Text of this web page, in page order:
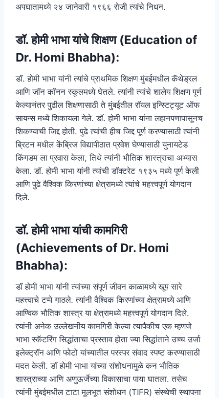
अपघातामध्ये २४ जानेवारी १९६६ रोजी त्यांचे निधन.
डॉ. होमी भाभा यांचे शिक्षण (Education of
Dr. Homi Bhabha):
डॉ. होमी भाभा यांनी त्यांचे प्राथमिक शिक्षण मुंबईमधील कॅथेड्रल
आणि जॉन कॉनन स्कूलमध्ये घेतले. त्यांनी त्यांचे शालेय शिक्षण पूर्ण
केल्यानंतर पुढील शिक्षणासाठी ते मुंबईतील रॉयल इन्स्टिट्यूट ऑफ
सायन्स मध्ये शिकायला गेले. डॉ. होमी भाभा यांना लहानपणापासूनच
शिकण्याची जिद्द होती. पुढे त्यांची हीच जिद्द पूर्ण करण्यासाठी त्यांनी
ब्रिटन मधील केंब्रिज विद्यापीठात प्रवेश घेण्यासाठी युनायटेड
किंगडम ला प्रवास केला, तिथे त्यांनी भौतिक शास्त्राचा अभ्यास
केला. डॉ. होमी भाभा यांनी त्यांची डॉक्टरेट १९३५ मध्ये पूर्ण केली
आणि पुढे वैश्विक किरणांच्या क्षेत्रामध्ये त्यांचे महत्त्वपूर्ण योगदान
दिले.
डॉ. होमी भाभा यांची कामगिरी
(Achievements of Dr. Homi
Bhabha):
डॉ होमी भाभा यांनी त्यांच्या संपूर्ण जीवन काळामध्ये खूप सारे
महत्त्वाचे टप्पे गाठले. त्यांनी वैश्विक किरणांच्या क्षेत्रामध्ये आणि
आण्विक भौतिक शास्त्र या क्षेत्रामध्ये महत्त्वपूर्ण योगदान दिले.
त्यांनी अनेक उल्लेखनीय कामगिरी केल्या त्यापैकीच एक म्हणजे
भाभा स्कॅटरिंग सिद्धांताचा प्रस्ताव होता ज्या सिद्धांताने उच्च उर्जा
इलेक्ट्रॉन आणि फोटो यांच्यातील परस्पर संवाद स्पष्ट करण्यासाठी
मदत केली. डॉ होमी भाभा यांच्या संशोधनामुळे कन भौतिक
शास्त्राच्या आणि अणुऊर्जेच्या विकासाचा पाया घातला. तसेच
त्यांनी मुंबईमधील टाटा मूलभूत संशोधन (TIFR) संस्थेची स्थापना